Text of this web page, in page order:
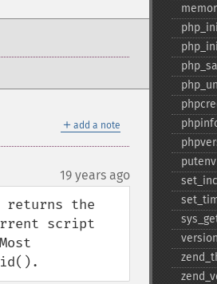
＋ add a note
19 years ago
the
script
putenv